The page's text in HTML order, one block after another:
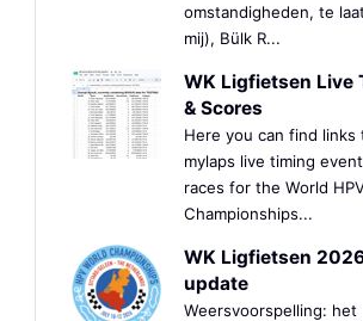
omstandigheden, te
mij), Bülk R...
WK Ligfietsen Live
& Scores
Here you can find links
mylaps live timing
races for the World
Championships...
WK Ligfietsen
update
Weersvoorspelling: het